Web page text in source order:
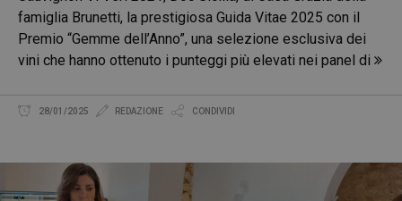
famiglia Brunetti, la prestigiosa Guida Vitae 2025 con il
Premio “Gemme dell’Anno”, una selezione esclusiva dei
vini che hanno ottenuto i punteggi più elevati nei panel di
28/01/2025 REDAZIONE CONDIVIDI